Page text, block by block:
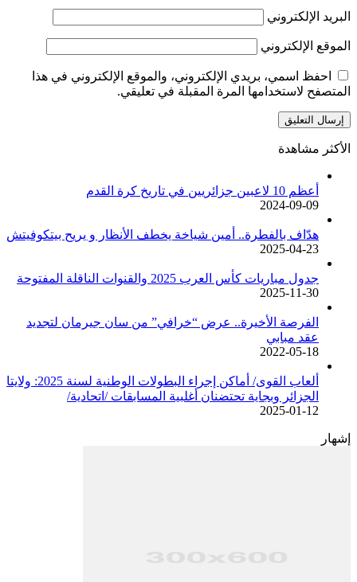
البريد الإلكتروني
الموقع الإلكتروني
احفظ اسمي، بريدي الإلكتروني، والموقع الإلكتروني في هذا
المتصفح لاستخدامها المرة المقبلة في تعليقي.
الأكثر مشاهدة
أعظم 10 لاعبين جزائريين في تاريخ كرة القدم
2024-09-09
هدّاف بالفطرة.. أمين شياخة يخطف الأنظار و يريح بيتكوفيتش
2025-04-23
جدول مباريات كأس العرب 2025 والقنوات الناقلة المفتوحة
2025-11-30
الفرصة الأخيرة.. عرض “خرافي” من سان جيرمان لتجديد
عقد مبابي
2022-05-18
ألعاب القوى/ أماكن إجراء البطولات الوطنية لسنة 2025: ولايتا
الجزائر وبجاية تحتضنان أغلبية المسابقات /اتحادية/
2025-01-12
إشهار